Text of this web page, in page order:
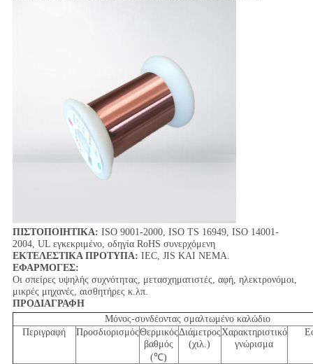
ΠΙΣΤΟΠΟΙΗΤΙΚΑ: ISO 9001-2000, ISO TS 16949, ISO 14001-
2004, UL εγκεκριμένο, οδηγία RoHS συνερχόμενη
ΕΚΤΕΛΕΣΤΙΚΑ ΠΡΟΤΥΠΑ: IEC, JIS ΚΑΙ NEMA.
ΕΦΑΡΜΟΓΕΣ:
Οι σπείρες υψηλής συχνότητας, μετασχηματιστές, αφή, ηλεκτρονόμοι,
μικρές μηχανές, αισθητήρες κ.λπ.
ΠΡΟΔΙΑΓΡΑΦΗ
Μόνος-συνδέοντας σμαλτωμένο καλώδιο
Περιγραφή
ΠροσδιορισμόςΘερμικός
βαθμός
(℃)
Διάμετρος
(χιλ.)
Χαρακτηριστικό
γνώρισμα